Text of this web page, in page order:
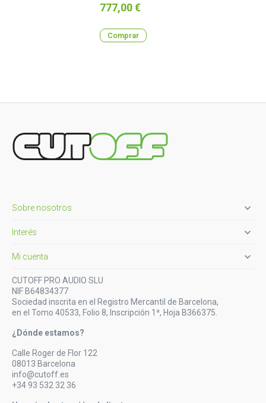
Precio
777,00 €
Comprar
Sobre nosotros 
Interés 
Mi cuenta 
CUTOFF PRO AUDIO SLU
NIF B64834377
Sociedad inscrita en el Registro Mercantil de Barcelona,
en el Tomo 40533, Folio 8, Inscripción 1ª, Hoja B366375.
¿Dónde estamos?
Calle Roger de Flor 122
08013 Barcelona
info@cutoff.es
+34 93 532 32 36